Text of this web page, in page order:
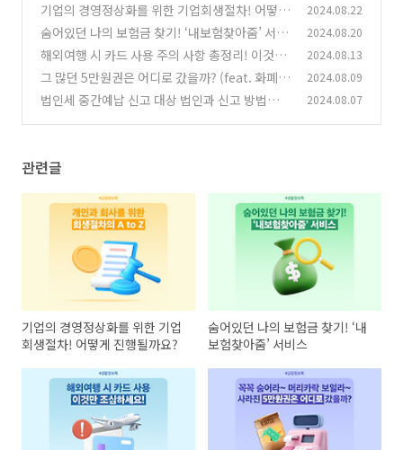
기업의 경영정상화를 위한 기업회생절차! 어떻게
진행될까요? (0)
2024.08.22
숨어있던 나의 보험금 찾기! ‘내보험찾아줌’ 서비
스
(0)
2024.08.20
해외여행 시 카드 사용 주의 사항 총정리! 이것만
조심하세요! (0)
2024.08.13
그 많던 5만원권은 어디로 갔을까? (feat. 화폐
환수율) (0)
2024.08.09
법인세 중간예납 신고 대상 법인과 신고 방법은? 2024.08.07
관련글
기업의 경영정상화를 위한 기업
회생절차! 어떻게 진행될까요?
숨어있던 나의 보험금 찾기! ‘내
보험찾아줌’ 서비스